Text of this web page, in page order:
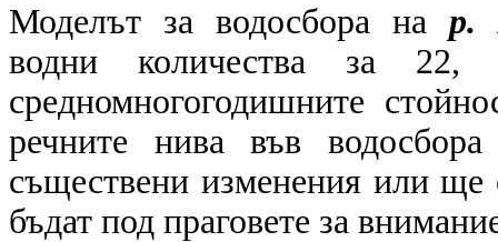
Моделът за водосбора на р.
водни количества за
средномногогодишните
речните нива във
съществени изменения или ще
бъдат под праговете за